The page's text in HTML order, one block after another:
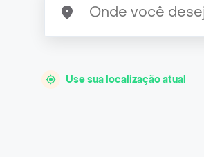
Use sua localização atual